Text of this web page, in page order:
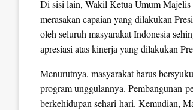
Di sisi lain, Wakil Ketua Umum
merasakan capaian yang dilakukan
oleh seluruh masyarakat Indonesia
apresiasi atas kinerja yang dilakukan
Menurutnya, masyarakat harus
program unggulannya. Pembangunan-
berkehidupan sehari-hari. Kemudian,